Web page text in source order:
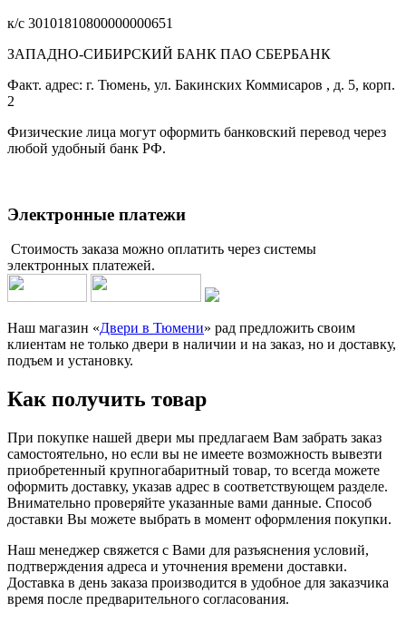
к/с 30101810800000000651
ЗАПАДНО-СИБИРСКИЙ БАНК ПАО СБЕРБАНК
Факт. адрес: г. Тюмень, ул. Бакинских Коммисаров , д. 5, корп.
2
Физические лица могут оформить банковский перевод через
любой удобный банк РФ.
Электронные платежи
Стоимость заказа можно оплатить через системы
электронных платежей.
Наш магазин «Двери в Тюмени» рад предложить своим
клиентам не только двери в наличии и на заказ, но и доставку,
подъем и установку.
Как получить товар
При покупке нашей двери мы предлагаем Вам забрать заказ
самостоятельно, но если вы не имеете возможность вывезти
приобретенный крупногабаритный товар, то всегда можете
оформить доставку, указав адрес в соответствующем разделе.
Внимательно проверяйте указанные вами данные. Способ
доставки Вы можете выбрать в момент оформления покупки.
Наш менеджер свяжется с Вами для разъяснения условий,
подтверждения адреса и уточнения времени доставки.
Доставка в день заказа производится в удобное для заказчика
время после предварительного согласования.